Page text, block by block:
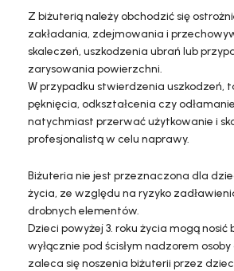
Z biżuterią należy obchodzić się
zakładania, zdejmowania i
skaleczeń, uszkodzenia ubrań lub
zarysowania powierzchni.
W przypadku stwierdzenia uszkodzeń,
pęknięcia, odkształcenia czy
natychmiast przerwać użytkowanie i
profesjonalistą w celu naprawy.
Biżuteria nie jest przeznaczona dla
życia, ze względu na ryzyko
drobnych elementów.
Dzieci powyżej 3. roku życia mogą nosić
wyłącznie pod ścisłym nadzorem osoby
zaleca się noszenia biżuterii przez